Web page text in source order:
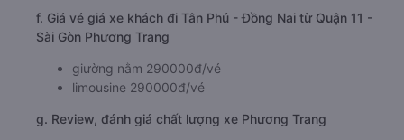
f. Giá vé giá xe khách đi Tân Phú - Đồng Nai từ Quận 11 -
Sài Gòn Phương Trang
giường nằm 290000đ/vé
limousine 290000đ/vé
g. Review, đánh giá chất lượng xe Phương Trang